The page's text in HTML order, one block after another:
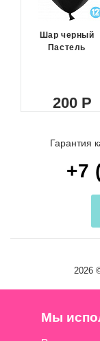
Шар черный
Пастель
200
Гарантия
+7
2026
Мы